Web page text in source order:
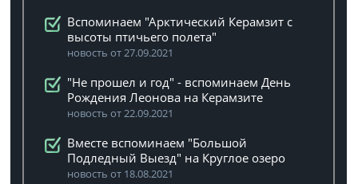
Вспоминаем "Арктический Керамзит с
высоты птичьего полета"
новость от 27.09.2021
"Не прошел и год" - вспоминаем День
Рождения Леонова на Керамзите
новость от 22.09.2021
Вместе вспоминаем "Большой
Подледный Выезд" на Круглое озеро
новость от 18.08.2021